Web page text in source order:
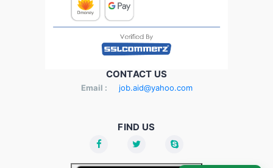
CONTACT US
Email : job.aid@yahoo.com
FIND US